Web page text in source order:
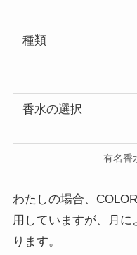
種類
香水の選択
有名香
わたしの場合、
用していますが、月に
ります。